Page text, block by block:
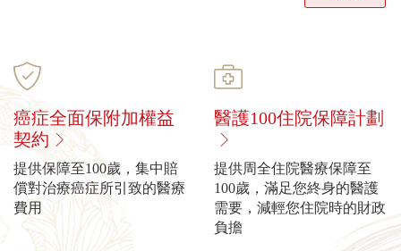
癌症全面保附加權益
契約
提供保障至100歲，集中賠
償對治療癌症所引致的醫療
費用
醫護100住院保障計劃
提供周全住院醫療保障至
100歲，滿足您終身的醫護
需要，減輕您住院時的財政
負擔